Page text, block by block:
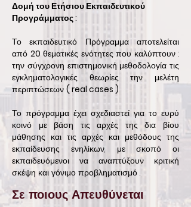
Δομή του Ετήσιου Εκπαιδευτικού
Προγράμματος :
Το εκπαιδευτικό Πρόγραμμα αποτελείται
από 20 θεματικές ενότητες που καλύπτουν :
την σύγχρονη επιστημονική μεθοδολογία τις
εγκληματολογικές θεωρίες την μελέτη
περιπτώσεων ( real cases )
Το πρόγραμμα έχει σχεδιαστεί για το ευρύ
κοινό με βάση τις αρχές της δια βίου
μάθησης και τις αρχές και μεθόδους της
εκπαίδευσης ενηλίκων, με σκοπό οι
εκπαιδευόμενοι να αναπτύξουν κριτική
σκέψη και γόνιμο προβληματισμό .
Σε ποιους Απευθύνεται